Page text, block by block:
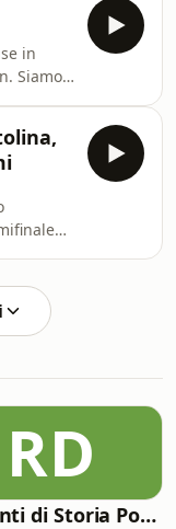
in
Siamo
ad
RD
Racconti di Storia Podcast